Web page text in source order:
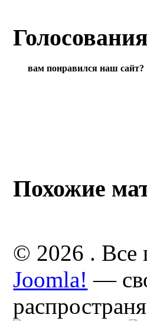
Голосования
вам понравился наш сайт?
Похожие
© 2026 . Все
Joomla! —